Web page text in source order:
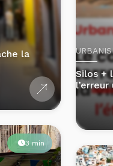
la
Silos +
3 min